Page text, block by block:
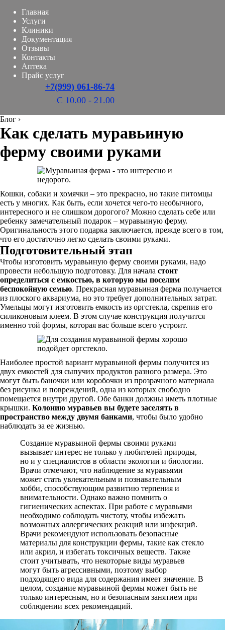
Главная
Услуги
Клиники
Документация
Отзывы
Контакты
Аптека
Прайс услуг
+7(999) 061-86-74
С 10.00 - 21.00
Блог ›
Как сделать муравьиную
ферму своими руками
Кошки, собаки и хомячки – это прекрасно, но такие питомцы
есть у многих. Как быть, если хочется чего-то необычного,
интересного и не слишком дорогого? Можно сделать себе или
ребенку замечательный подарок – муравьиную ферму.
Оригинальность этого подарка заключается, прежде всего в том,
что его достаточно легко сделать своими руками.
Подготовительный этап
Чтобы изготовить муравьиную ферму своими руками, надо
провести небольшую подготовку. Для начала стоит
определиться с емкостью, в которую мы поселим
беспокойную семью. Прекрасная муравьиная ферма получается
из плоского аквариума, но это требует дополнительных затрат.
Умельцы могут изготовить емкость из оргстекла, скрепив его
силиконовым клеем. В этом случае конструкция получится
именно той формы, которая вас больше всего устроит.
Наиболее простой вариант муравьиной фермы получится из
двух емкостей для сыпучих продуктов разного размера. Это
могут быть баночки или коробочки из прозрачного материала
без рисунка и повреждений, одна из которых свободно
помещается внутри другой. Обе банки должны иметь плотные
крышки. Колонию муравьев вы будете заселять в
пространство между двумя банками, чтобы было удобно
наблюдать за ее жизнью.
Создание муравьиной фермы своими руками
вызывает интерес не только у любителей природы,
но и у специалистов в области экологии и биологии.
Врачи отмечают, что наблюдение за муравьями
может стать увлекательным и познавательным
хобби, способствующим развитию терпения и
внимательности. Однако важно помнить о
гигиенических аспектах. При работе с муравьями
необходимо соблюдать чистоту, чтобы избежать
возможных аллергических реакций или инфекций.
Врачи рекомендуют использовать безопасные
материалы для конструкции фермы, такие как стекло
или акрил, и избегать токсичных веществ. Также
стоит учитывать, что некоторые виды муравьев
могут быть агрессивными, поэтому выбор
подходящего вида для содержания имеет значение. В
целом, создание муравьиной фермы может быть не
только интересным, но и безопасным занятием при
соблюдении всех рекомендаций.